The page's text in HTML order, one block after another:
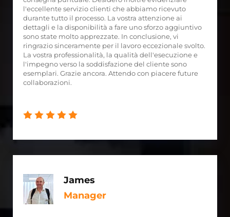
l'eccellente servizio clienti che abbiamo ricevuto
durante tutto il processo. La vostra attenzione ai
dettagli e la disponibilità a fare uno sforzo aggiuntivo
sono state molto apprezzate. In conclusione, vi
ringrazio sinceramente per il lavoro eccezionale svolto.
La vostra professionalità, la qualità dell'esecuzione e
l'impegno verso la soddisfazione del cliente sono
esemplari. Grazie ancora. Attendo con piacere future
collaborazioni.
James
Manager